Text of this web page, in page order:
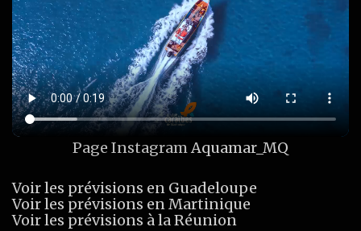
Page InstagramAquamar_MQ
Voir les prévisions en Guadeloupe
Voir les prévisions en Martinique
Voir les prévisions à la Réunion